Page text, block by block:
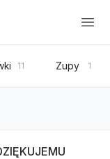
11 Zupy 1